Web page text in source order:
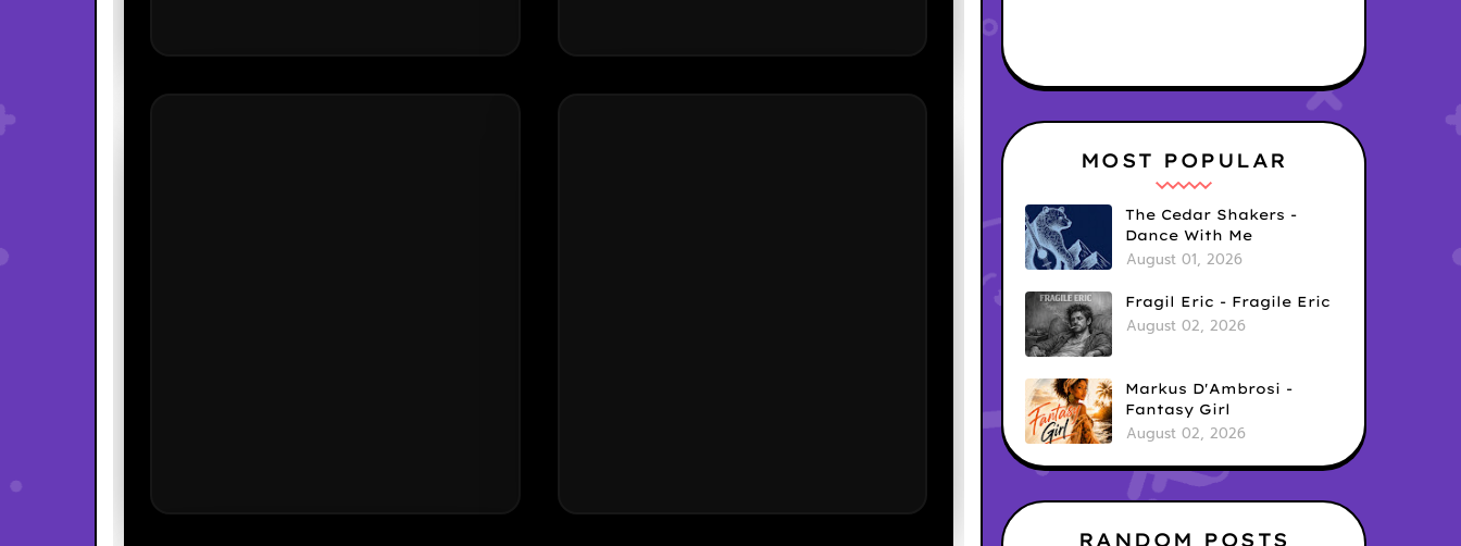
MOST POPULAR
The Cedar Shakers -
Dance With Me
August 01, 2026
Fragil Eric - Fragile Eric
August 02, 2026
Markus D'Ambrosi -
Fantasy Girl
August 02, 2026
RANDOM POSTS